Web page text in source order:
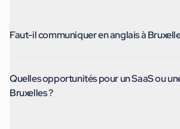
Faut-il communiquer en anglais à
Quelles opportunités pour un SaaS ou
Bruxelles ?